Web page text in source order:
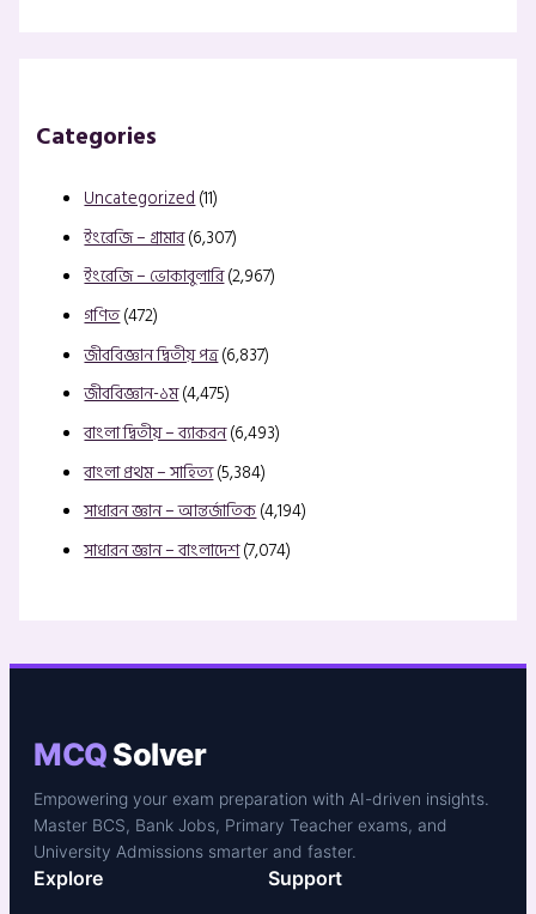
Categories
Uncategorized(11)
ইংরেজি – গ্রামার(6,307)
ইংরেজি – ভোকাবুলারি(2,967)
গণিত(472)
জীববিজ্ঞান দ্বিতীয় পত্র(6,837)
জীববিজ্ঞান-১ম(4,475)
বাংলা দ্বিতীয় – ব্যাকরন(6,493)
বাংলা প্রথম – সাহিত্য(5,384)
সাধারন জ্ঞান – আন্তর্জাতিক(4,194)
সাধারন জ্ঞান – বাংলাদেশ(7,074)
MCQSolver
Empowering your exam preparation with AI-driven insights.
Master BCS, Bank Jobs, Primary Teacher exams, and
University Admissions smarter and faster.
Explore Support